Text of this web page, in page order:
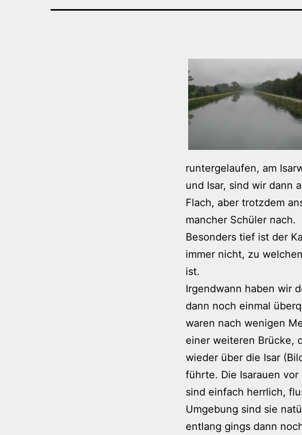
runtergelaufen, am
und Isar, sind wir dann
Flach, aber trotzdem
mancher Schüler nach.
Besonders tief ist der
immer nicht, zu
ist.
Irgendwann haben wir
dann noch einmal
waren nach wenigen
einer weiteren Brücke,
wieder über die Isar
führte. Die Isarauen vor
sind einfach herrlich,
Umgebung sind sie
entlang gings dann